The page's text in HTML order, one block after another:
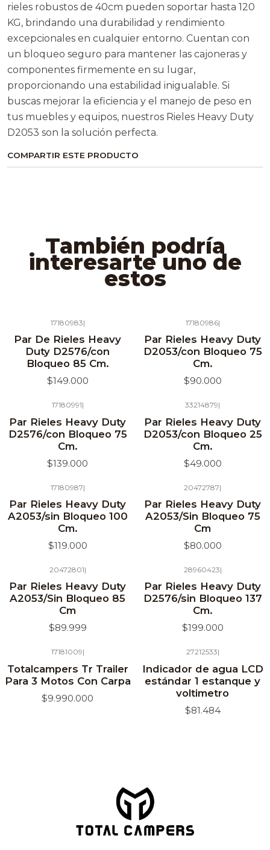
rieles robustos de 40cm pueden soportar hasta 120
KG, brindando una durabilidad y rendimiento
excepcionales en cualquier entorno. Cuentan con
un bloqueo seguro para mantener las cajoneras y
componentes firmemente en su lugar,
proporcionando una estabilidad inigualable. Si
buscas mejorar la eficiencia y el manejo de peso en
tus muebles y equipos, nuestros Rieles Heavy Duty
D2053 son la solución perfecta.
COMPARTIR ESTE PRODUCTO
También podría
interesarte uno de
estos
17180983|
Par De Rieles Heavy
Duty D2576/con
Bloqueo 85 Cm.
$149.000
17180986|
Par Rieles Heavy Duty
D2053/con Bloqueo 75
Cm.
$90.000
17180991|
Par Rieles Heavy Duty
D2576/con Bloqueo 75
Cm.
$139.000
33214879|
Par Rieles Heavy Duty
D2053/con Bloqueo 25
Cm.
$49.000
17180987|
Par Rieles Heavy Duty
A2053/sin Bloqueo 100
Cm.
$119.000
20472787|
Par Rieles Heavy Duty
A2053/Sin Bloqueo 75
Cm
$80.000
20472801|
Par Rieles Heavy Duty
A2053/Sin Bloqueo 85
Cm
$89.999
28960423|
Par Rieles Heavy Duty
D2576/sin Bloqueo 137
Cm.
$199.000
17181009|
Totalcampers Tr Trailer
Para 3 Motos Con Carpa
$9.990.000
27212533|
Indicador de agua LCD
estándar 1 estanque y
voltimetro
$81.484